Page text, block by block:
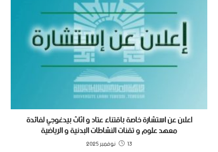
اعلان عن استشارة خاصة باقتناء عتاد و اثاث بيدغوجي لفائدة
معهد علوم و تقنات النشاطات البدنية و الرياضية
13 نوفمبر 2025